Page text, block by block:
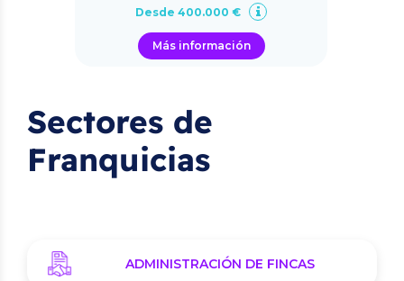
Desde 400.000 €
Más información
Sectores de
Franquicias
ADMINISTRACIÓN DE FINCAS